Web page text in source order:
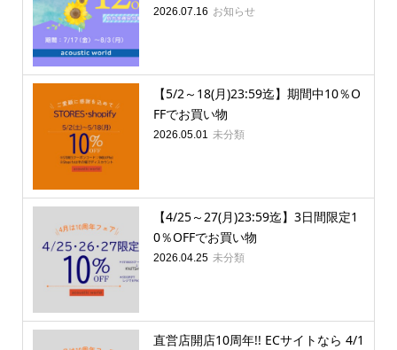
2026.07.16 お知らせ
【5/2～18(月)23:59迄】期間中10％O
FFでお買い物
2026.05.01 未分類
【4/25～27(月)23:59迄】3日間限定1
0％OFFでお買い物
2026.04.25 未分類
直営店開店10周年!! ECサイトなら 4/1